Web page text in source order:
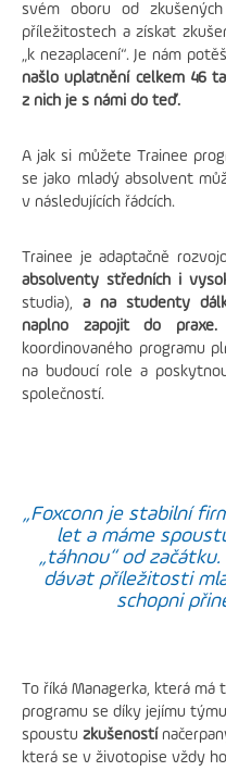
svém oboru od
příležitostech a získat
„k nezaplacení“. Je nám
našlo uplatnění celkem 46
z nich je s námi do teď.
A jak si můžete Trainee
se jako mladý absolvent
v následujících řádcích.
Trainee je adaptačně
absolventy středních i
studia), a na studenty
naplno zapojit do praxe.
koordinovaného programu
na budoucí role a
společností.
„Foxconn je stabilní
let a máme
„táhnou“ od
dávat příležitosti
schopni
To říká Managerka, která
programu se díky jejímu
spoustu zkušeností
která se v životopise vždy